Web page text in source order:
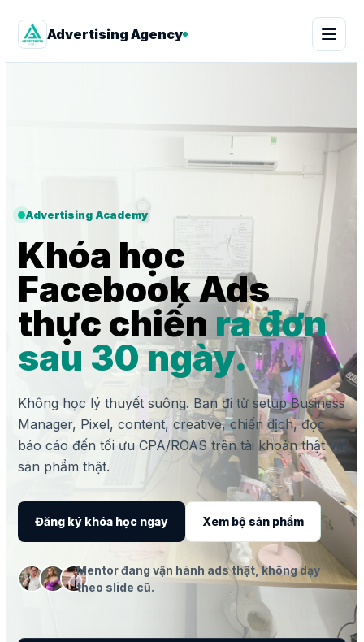
Advertising Agency
Advertising Academy
Khóa học
Facebook Ads
thực chiến ra đơn
sau 30 ngày.
Không học lý thuyết suông. Bạn đi từ setup Business
Manager, Pixel, content, creative, chiến dịch, đọc
báo cáo đến tối ưu CPA/ROAS trên tài khoản thật và
sản phẩm thật.
Đăng ký khóa học ngay Xem bộ sản phẩm
Mentor đang vận hành ads thật, không dạy
theo slide cũ.